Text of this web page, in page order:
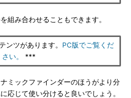
組み合わせることもできます。
ンツがあります。 PC版でご覧くだ
さい。
***
ミックファインダーのほうがより分
応じて使い分けると良いでしょう。